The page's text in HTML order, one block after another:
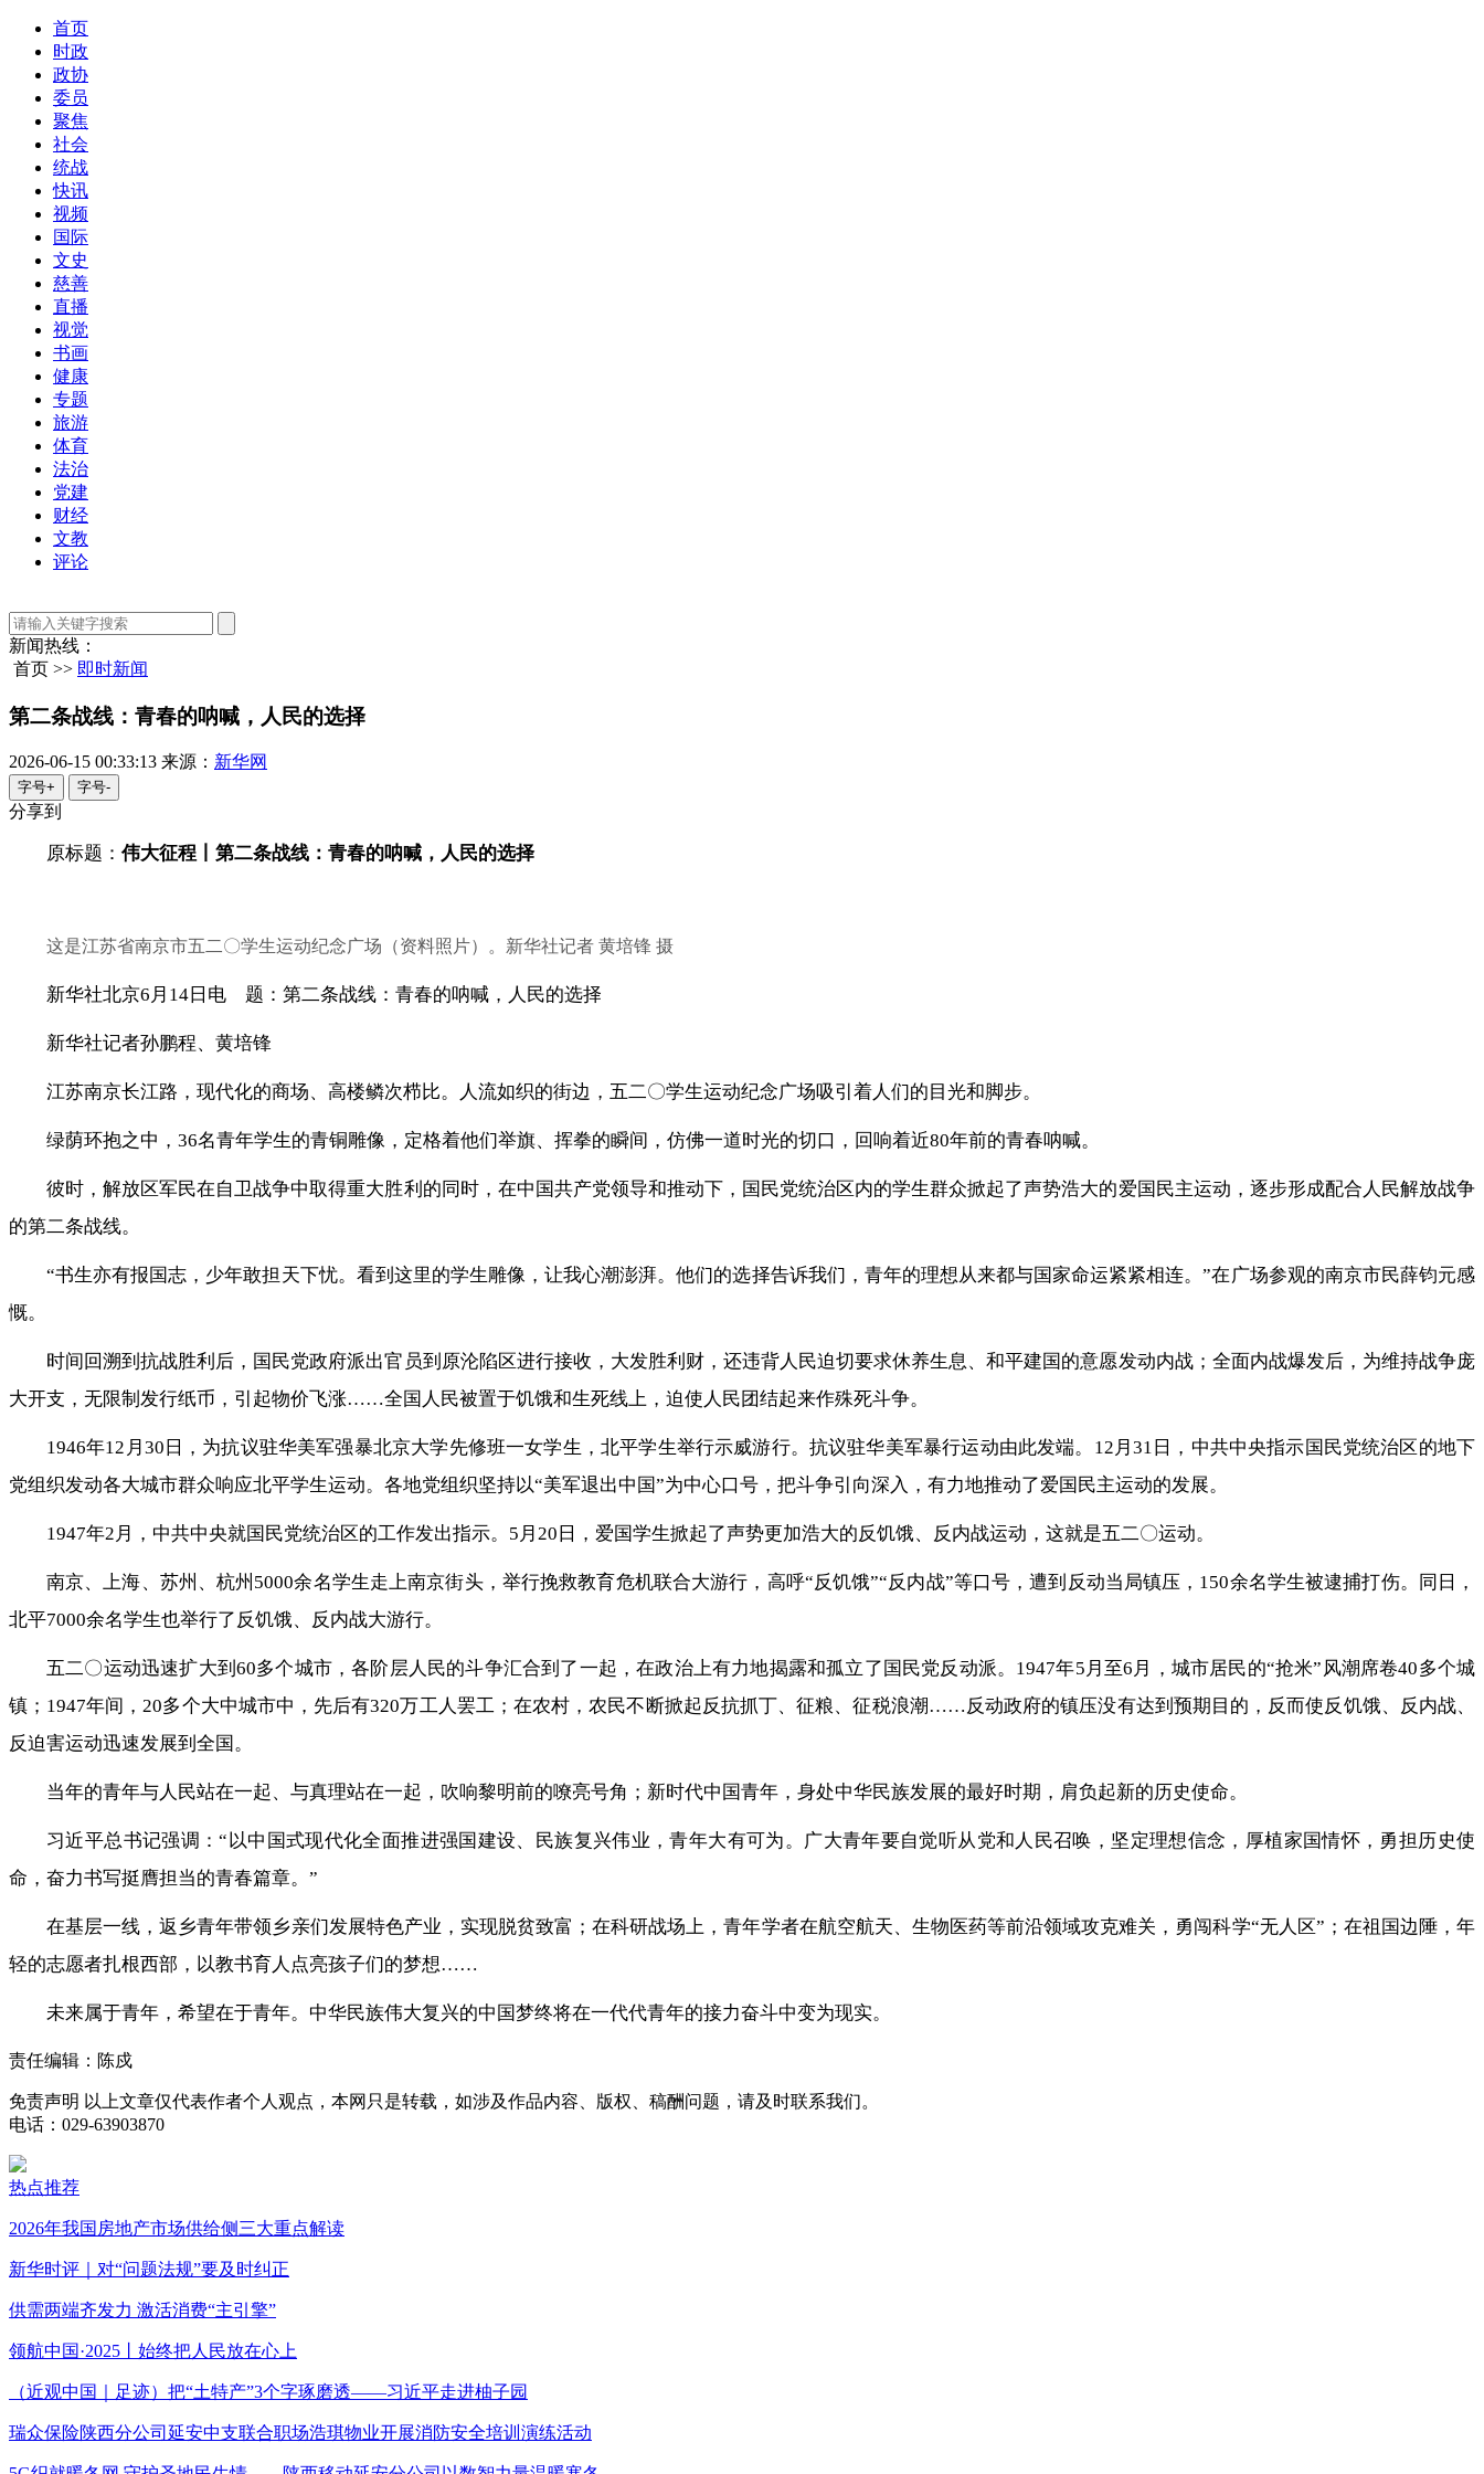
首页
时政
政协
委员
聚焦
社会
统战
快讯
视频
国际
文史
慈善
直播
视觉
书画
健康
专题
旅游
体育
法治
党建
财经
文教
评论
新闻热线：
首页 >> 即时新闻
第二条战线：青春的呐喊，人民的选择
2026-06-15 00:33:13 来源： 新华网
字号+ 字号-
分享到
原标题： 伟大征程丨第二条战线：青春的呐喊，人民的选择
这是江苏省南京市五二〇学生运动纪念广场（资料照片）。新华社记者 黄培锋 摄
新华社北京6月14日电 题：第二条战线：青春的呐喊，人民的选择
新华社记者孙鹏程、黄培锋
江苏南京长江路，现代化的商场、高楼鳞次栉比。人流如织的街边，五二〇学生运动纪念广场吸引着人们的目光和脚步。
绿荫环抱之中，36名青年学生的青铜雕像，定格着他们举旗、挥拳的瞬间，仿佛一道时光的切口，回响着近80年前的青春呐喊。
彼时，解放区军民在自卫战争中取得重大胜利的同时，在中国共产党领导和推动下，国民党统治区内的学生群众掀起了声势浩大的爱国民主运动，逐步形成配合人民解放战争
的第二条战线。
“书生亦有报国志，少年敢担天下忧。看到这里的学生雕像，让我心潮澎湃。他们的选择告诉我们，青年的理想从来都与国家命运紧紧相连。”在广场参观的南京市民薛钧元感
慨。
时间回溯到抗战胜利后，国民党政府派出官员到原沦陷区进行接收，大发胜利财，还违背人民迫切要求休养生息、和平建国的意愿发动内战；全面内战爆发后，为维持战争庞
大开支，无限制发行纸币，引起物价飞涨……全国人民被置于饥饿和生死线上，迫使人民团结起来作殊死斗争。
1946年12月30日，为抗议驻华美军强暴北京大学先修班一女学生，北平学生举行示威游行。抗议驻华美军暴行运动由此发端。12月31日，中共中央指示国民党统治区的地下
党组织发动各大城市群众响应北平学生运动。各地党组织坚持以“美军退出中国”为中心口号，把斗争引向深入，有力地推动了爱国民主运动的发展。
1947年2月，中共中央就国民党统治区的工作发出指示。5月20日，爱国学生掀起了声势更加浩大的反饥饿、反内战运动，这就是五二〇运动。
南京、上海、苏州、杭州5000余名学生走上南京街头，举行挽救教育危机联合大游行，高呼“反饥饿”“反内战”等口号，遭到反动当局镇压，150余名学生被逮捕打伤。同日，
北平7000余名学生也举行了反饥饿、反内战大游行。
五二〇运动迅速扩大到60多个城市，各阶层人民的斗争汇合到了一起，在政治上有力地揭露和孤立了国民党反动派。1947年5月至6月，城市居民的“抢米”风潮席卷40多个城
镇；1947年间，20多个大中城市中，先后有320万工人罢工；在农村，农民不断掀起反抗抓丁、征粮、征税浪潮……反动政府的镇压没有达到预期目的，反而使反饥饿、反内战、
反迫害运动迅速发展到全国。
当年的青年与人民站在一起、与真理站在一起，吹响黎明前的嘹亮号角；新时代中国青年，身处中华民族发展的最好时期，肩负起新的历史使命。
习近平总书记强调：“以中国式现代化全面推进强国建设、民族复兴伟业，青年大有可为。广大青年要自觉听从党和人民召唤，坚定理想信念，厚植家国情怀，勇担历史使
命，奋力书写挺膺担当的青春篇章。”
在基层一线，返乡青年带领乡亲们发展特色产业，实现脱贫致富；在科研战场上，青年学者在航空航天、生物医药等前沿领域攻克难关，勇闯科学“无人区”；在祖国边陲，年
轻的志愿者扎根西部，以教书育人点亮孩子们的梦想……
未来属于青年，希望在于青年。中华民族伟大复兴的中国梦终将在一代代青年的接力奋斗中变为现实。
责任编辑：陈戍
免责声明 以上文章仅代表作者个人观点，本网只是转载，如涉及作品内容、版权、稿酬问题，请及时联系我们。
电话：029-63903870
热点推荐
2026年我国房地产市场供给侧三大重点解读
新华时评｜对“问题法规”要及时纠正
供需两端齐发力 激活消费“主引擎”
领航中国·2025丨始终把人民放在心上
（近观中国｜足迹）把“土特产”3个字琢磨透——习近平走进柚子园
瑞众保险陕西分公司延安中支联合职场浩琪物业开展消防安全培训演练活动